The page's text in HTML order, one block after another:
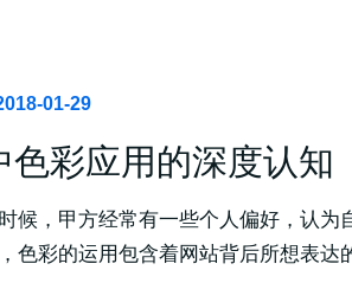
01-29
色彩应用的深度认知
候，甲方经常有一些个人偏好，认
色彩的运用包含着网站背后所想表达